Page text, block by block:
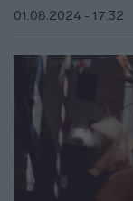
01.08.2024 - 17:32